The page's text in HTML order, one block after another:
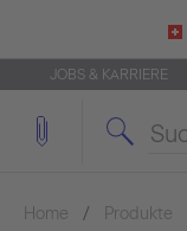
JOBS & KARRIERE
Home Produkte